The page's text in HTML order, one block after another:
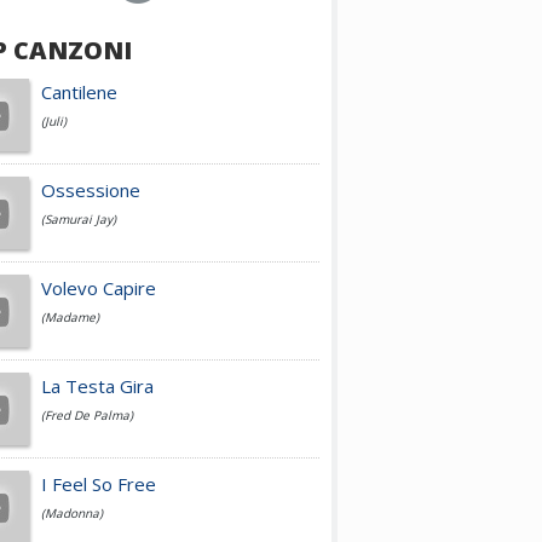
Achille Lauro
Cesare Cremonini
Jovanotti
Fedez
Simone Cristicchi
CANZONI
Cantilene
(Juli)
Ossessione
(Samurai Jay)
Volevo Capire
(Madame)
La Testa Gira
(Fred De Palma)
I Feel So Free
(Madonna)